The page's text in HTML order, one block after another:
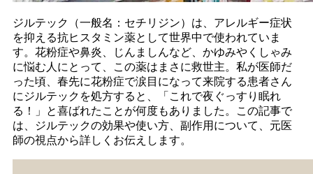
ジルテック（一般名：セチリジン）は、アレルギー症状
を抑える抗ヒスタミン薬として世界中で使われていま
す。花粉症や鼻炎、じんましんなど、かゆみやくしゃみ
に悩む人にとって、この薬はまさに救世主。私が医師だ
った頃、春先に花粉症で涙目になって来院する患者さん
にジルテックを処方すると、「これで夜ぐっすり眠れ
る！」と喜ばれたことが何度もありました。この記事で
は、ジルテックの効果や使い方、副作用について、元医
師の視点から詳しくお伝えします。